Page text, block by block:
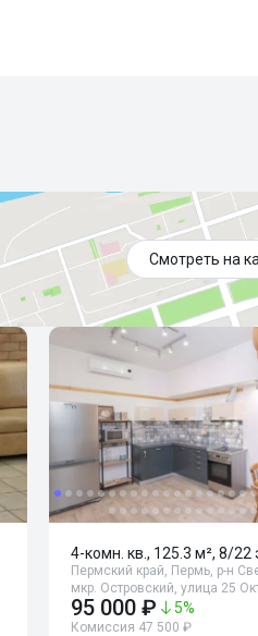
Смотреть на
4-комн. кв., 125.3 м², 8/22
Пермский край, Пермь, р-н
мкр. Островский, улица 25
95 000 ₽ 5%
Комиссия 47 500 ₽